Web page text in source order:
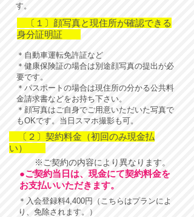
す。
〔１〕顔写真と現住所が確認できる
身分証明証
＊自動車運転免許証など
＊健康保険証の場合は別途顔写真の提出が必
要です。
＊パスポートの場合は現住所の分かる公共料
金請求書などをお持ち下さい。
​＊顔写真はご自身でご用意いただいた写真で
もOKです。当日スマホ撮影も可。
〔２〕契約料金（初回のみ現金払
い）
※ご契約の内容により異なります。
●ご契約当日は、現金にて契約料金を
お支払いいただきます。
＊入会登録料4,400円（こちらはプランによ
り、免除されます。）